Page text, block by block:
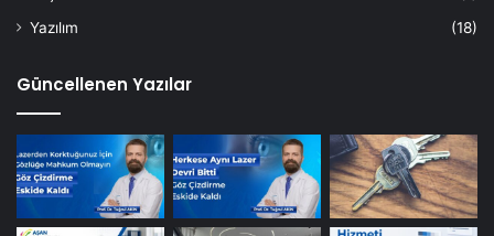
Yazılım
(18)
Güncellenen Yazılar